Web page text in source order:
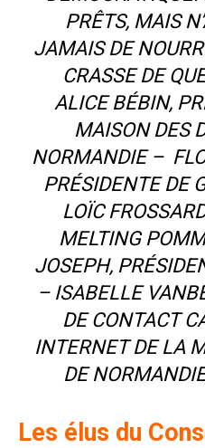
PRÊTS, MAIS
JAMAIS DE
CRASSE DE
ALICE BÉBIN,
MAISON DES
NORMANDIE –
PRÉSIDENTE DE
LOÏC
MELTING
JOSEPH,
– ISABELLE
DE CONTACT
INTERNET DE LA
DE
Les élus du